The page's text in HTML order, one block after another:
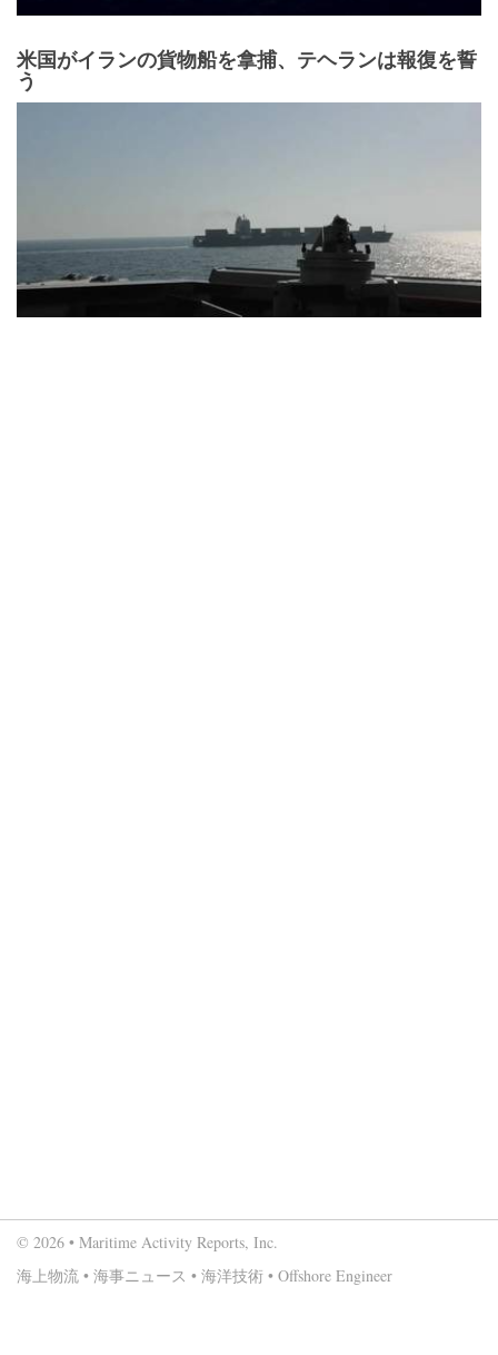
米国がイランの貨物船を拿捕、テヘランは報復を誓
う
© 2026 • Maritime Activity Reports, Inc.
海上物流 • 海事ニュース • 海洋技術 • Offshore Engineer